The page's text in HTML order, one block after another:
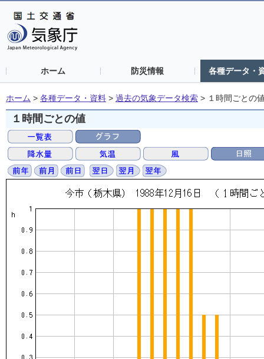
ホーム 防災情報 各種データ・
ホーム > 各種データ・資料 > 過去の気象データ検索 > １時間ごとの
１時間ごとの値